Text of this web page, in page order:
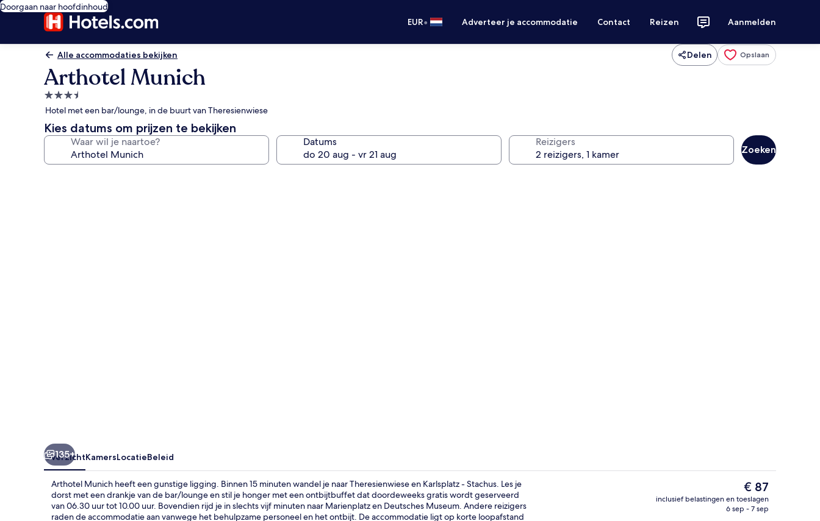
Doorgaan naar hoofdinhoud
EUR• Adverteer je accommodatie Contact Reizen Aanmelden
Alle accommodaties bekijken Delen Opslaan
Arthotel Munich
3.5-
sterrenaccommodatie
Hotel met een bar/lounge, in de buurt van Theresienwiese
Kies datums om prijzen te bekijken
Waar wil je naartoe? Datums Reizigers
Zoeken
Voorkant accommodatie - avond/nacht
135+
OverzichtKamersLocatieBeleid
Arthotel Munich heeft een gunstige ligging. Binnen 15 minuten wandel je naar Theresienwiese en Karlsplatz - Stachus. Les je
dorst met een drankje van de bar/lounge en stil je honger met een ontbijtbuffet dat doordeweeks gratis wordt geserveerd
van 06.30 uur tot 10.00 uur. Bovendien rijd je in slechts vijf minuten naar Marienplatz en Deutsches Museum. Andere reizigers
raden de accommodatie aan vanwege het behulpzame personeel en het ontbijt. De accommodatie ligt op korte loopafstand
De
huidige
prijs
€ 87
inclusief belastingen en toeslagen
6 sep - 7 sep